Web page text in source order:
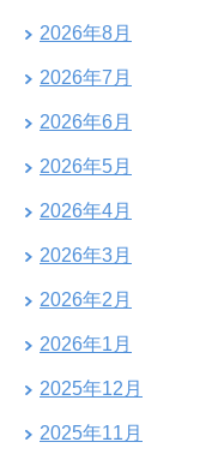
2026年8月
2026年7月
2026年6月
2026年5月
2026年4月
2026年3月
2026年2月
2026年1月
2025年12月
2025年11月